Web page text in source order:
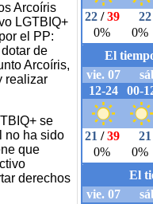
Arcoíris
LGTBIQ+
el PP:
de
Arcoíris,
realizar
se
no ha sido
que
derechos